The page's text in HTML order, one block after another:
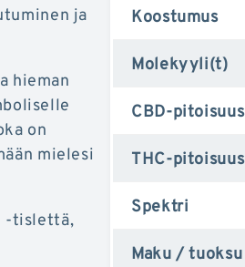
ja
hieman
on
mielesi
-tislettä,
Koostumus
Molekyyli(t)
CBD-pitoisuus
THC-pitoisuus
Spektri
Maku / tuoksu